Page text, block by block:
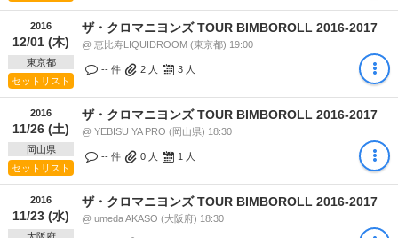
2016
12/01 (木)
東京都
セットリスト
ザ・クロマニヨンズ TOUR BIMBOROLL 2016-2017
@ 恵比寿LIQUIDROOM (東京都) 19:00
-- 件 2 人 3 人
2016
11/26 (土)
岡山県
セットリスト
ザ・クロマニヨンズ TOUR BIMBOROLL 2016-2017
@ YEBISU YA PRO (岡山県) 18:30
-- 件 0 人 1 人
2016
11/23 (水)
大阪府
ザ・クロマニヨンズ TOUR BIMBOROLL 2016-2017
@ umeda AKASO (大阪府) 18:30